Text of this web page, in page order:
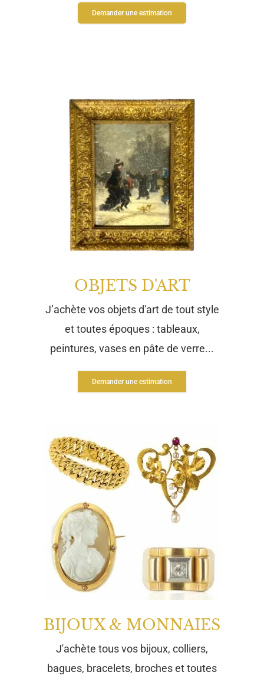
Demander une estimation
OBJETS D'ART
J’achète vos objets d'art de tout style
et toutes époques : tableaux,
peintures, vases en pâte de verre...
Demander une estimation
BIJOUX & MONNAIES
J'achète tous vos bijoux, colliers,
bagues, bracelets, broches et toutes